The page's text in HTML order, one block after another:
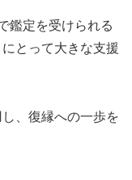
鑑定を受けられる
とって大きな支援
、復縁への一歩を